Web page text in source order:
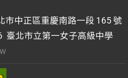
市中正區重慶南路一段 165 號
臺北市立第一女子高級中學